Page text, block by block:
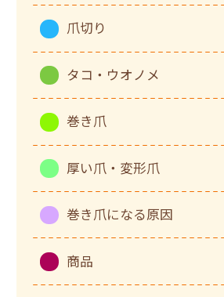
爪切り
タコ・ウオノメ
巻き爪
厚い爪・変形爪
巻き爪になる原因
商品